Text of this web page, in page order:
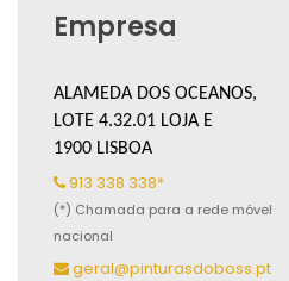
Empresa
ALAMEDA DOS OCEANOS,
LOTE 4.32.01 LOJA E
1900 LISBOA
913 338 338*
(*) Chamada para a rede móvel
nacional
geral@pinturasdoboss.pt